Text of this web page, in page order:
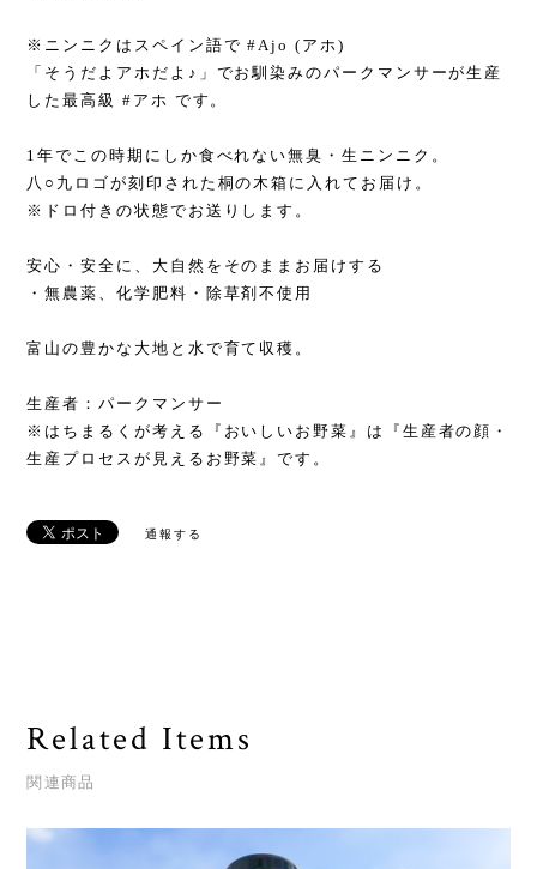
※ニンニクはスペイン語で #Ajo (アホ)
「そうだよアホだよ♪」でお馴染みのパークマンサーが生産
した最高級 #アホ です。
1年でこの時期にしか食べれない無臭・生ニンニク。
八○九ロゴが刻印された桐の木箱に入れてお届け。
※ドロ付きの状態でお送りします。
安心・安全に、大自然をそのままお届けする
・無農薬、化学肥料・除草剤不使用
富山の豊かな大地と水で育て収穫。
生産者：パークマンサー
※はちまるくが考える『おいしいお野菜』は『生産者の顔・
生産プロセスが見えるお野菜』です。
通報する
Related Items
関連商品